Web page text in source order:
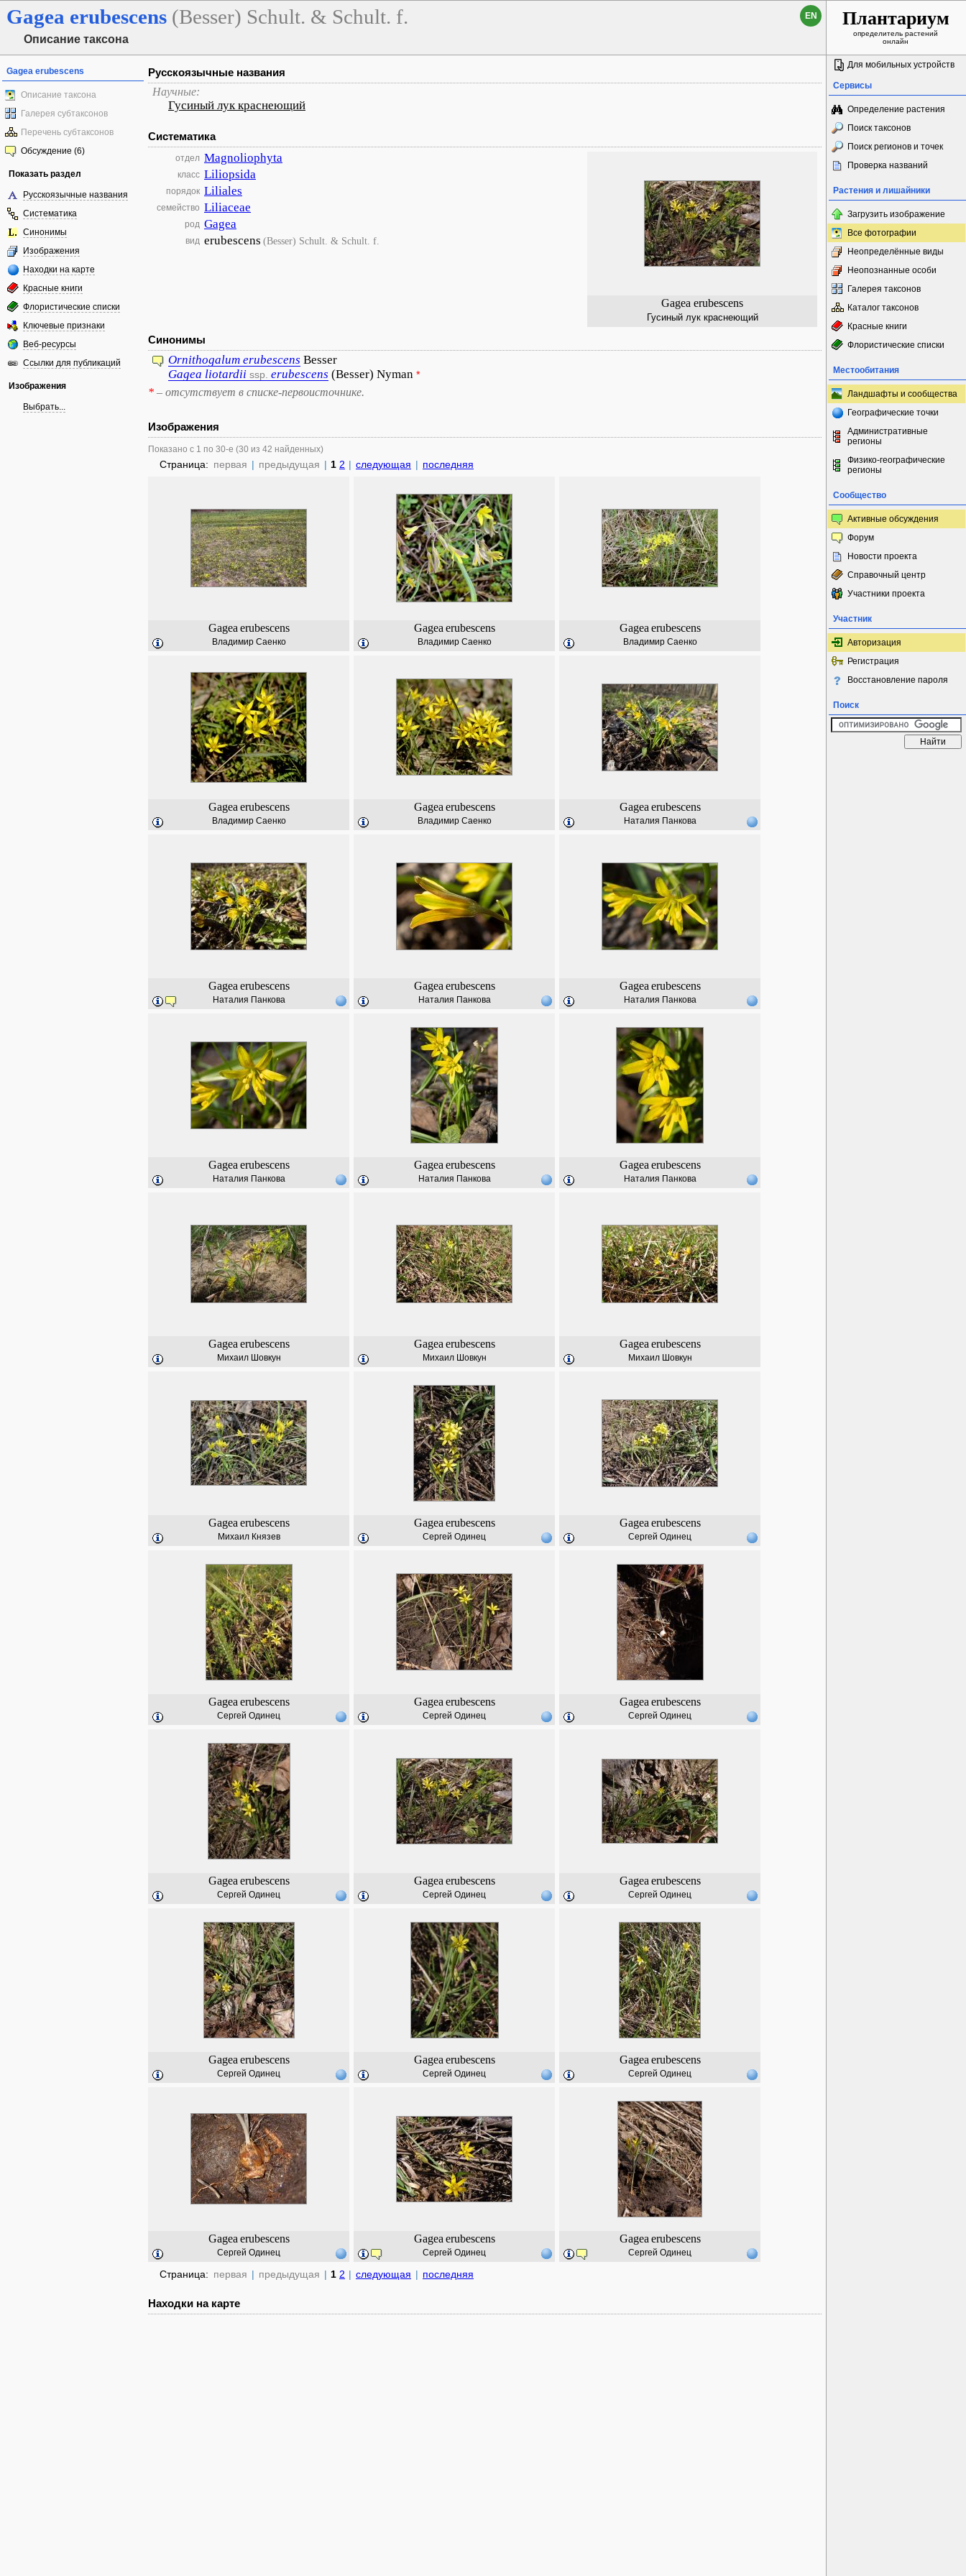
Gagea erubescens (Besser) Schult. & Schult. f.
Описание таксона
EN Плантариум
определитель растений
онлайн
Gagea erubescens
Описание таксона
Галерея субтаксонов
Перечень субтаксонов
Обсуждение (6)
Показать раздел
Русскоязычные названия
Систематика
Синонимы
Изображения
Находки на карте
Красные книги
Флористические списки
Ключевые признаки
Веб-ресурсы
Ссылки для публикаций
Изображения
Выбрать...
Русскоязычные названия
Научные:
Гусиный лук краснеющий
Систематика
Gagea erubescens
Гусиный лук краснеющий
отдел Magnoliophyta
класс Liliopsida
порядок Liliales
семейство Liliaceae
род Gagea
вид erubescens (Besser) Schult. & Schult. f.
Синонимы
Ornithogalum erubescens Besser
Gagea liotardii ssp. erubescens (Besser) Nyman *
* – отсутствует в списке-первоисточнике.
Изображения
Показано с 1 по 30-е (30 из 42 найденных)
Страница: первая | предыдущая | 1 2 | следующая | последняя
Gagea erubescens
Владимир Саенко
Gagea erubescens
Владимир Саенко
Gagea erubescens
Владимир Саенко
Gagea erubescens
Владимир Саенко
Gagea erubescens
Владимир Саенко
Gagea erubescens
Наталия Панкова
Gagea erubescens
Наталия Панкова
Gagea erubescens
Наталия Панкова
Gagea erubescens
Наталия Панкова
Gagea erubescens
Наталия Панкова
Gagea erubescens
Наталия Панкова
Gagea erubescens
Наталия Панкова
Gagea erubescens
Михаил Шовкун
Gagea erubescens
Михаил Шовкун
Gagea erubescens
Михаил Шовкун
Gagea erubescens
Михаил Князев
Gagea erubescens
Сергей Одинец
Gagea erubescens
Сергей Одинец
Gagea erubescens
Сергей Одинец
Gagea erubescens
Сергей Одинец
Gagea erubescens
Сергей Одинец
Gagea erubescens
Сергей Одинец
Gagea erubescens
Сергей Одинец
Gagea erubescens
Сергей Одинец
Gagea erubescens
Сергей Одинец
Gagea erubescens
Сергей Одинец
Gagea erubescens
Сергей Одинец
Gagea erubescens
Сергей Одинец
Gagea erubescens
Сергей Одинец
Gagea erubescens
Сергей Одинец
Страница: первая | предыдущая | 1 2 | следующая | последняя
Находки на карте
Для мобильных устройств
Сервисы
Определение растения
Поиск таксонов
Поиск регионов и точек
Проверка названий
Растения и лишайники
Загрузить изображение
Все фотографии
Неопределённые виды
Неопознанные особи
Галерея таксонов
Каталог таксонов
Красные книги
Флористические списки
Местообитания
Ландшафты и сообщества
Географические точки
Административные
регионы
Физико-географические
регионы
Сообщество
Активные обсуждения
Форум
Новости проекта
Справочный центр
Участники проекта
Участник
Авторизация
Регистрация
Восстановление пароля
Поиск